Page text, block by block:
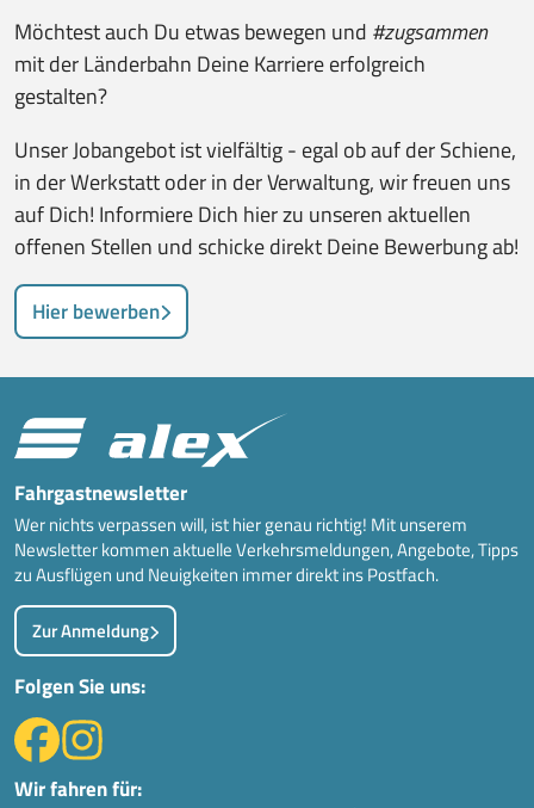
Möchtest auch Du etwas bewegen und #zugsammen
mit der Länderbahn Deine Karriere erfolgreich
gestalten?
Unser Jobangebot ist vielfältig - egal ob auf der Schiene,
in der Werkstatt oder in der Verwaltung, wir freuen uns
auf Dich! Informiere Dich hier zu unseren aktuellen
offenen Stellen und schicke direkt Deine Bewerbung ab!
Hier bewerben
Fahrgastnewsletter
Wer nichts verpassen will, ist hier genau richtig! Mit unserem
Newsletter kommen aktuelle Verkehrsmeldungen, Angebote, Tipps
zu Ausflügen und Neuigkeiten immer direkt ins Postfach.
Zur Anmeldung
Folgen Sie uns:
Wir fahren für: